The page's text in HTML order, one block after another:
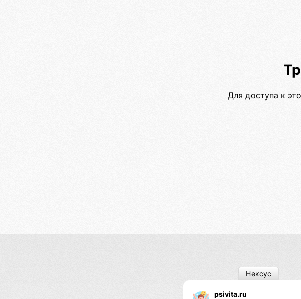
Для доступа к
psivita.ru
Нексус